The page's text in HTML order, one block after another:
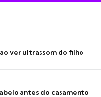
ver ultrassom do filho
antes do casamento